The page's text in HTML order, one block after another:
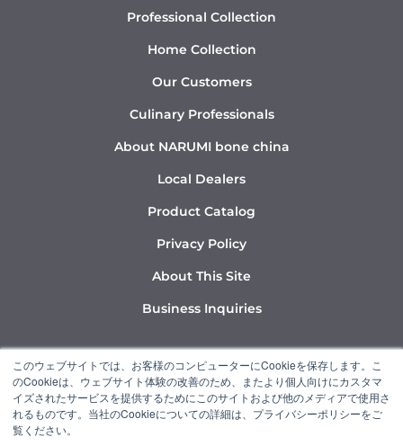
このウェブサイトでは、お客様のコンピューターにCookieを保存します。こ
のCookieは、ウェブサイト体験の改善のため、またより個人向けにカスタマ
イズされたサービスを提供するためにこのサイトおよび他のメディアで使用さ
れるものです。当社のCookieについての詳細は、プライバシーポリシーをご
覧ください。
Professional Collection
Home Collection
Our Customers
Culinary Professionals
About NARUMI bone china
Local Dealers
Product Catalog
Privacy Policy
About This Site
Business Inquiries
Y
o
u
t
I
n
s
t
L
i
n
k